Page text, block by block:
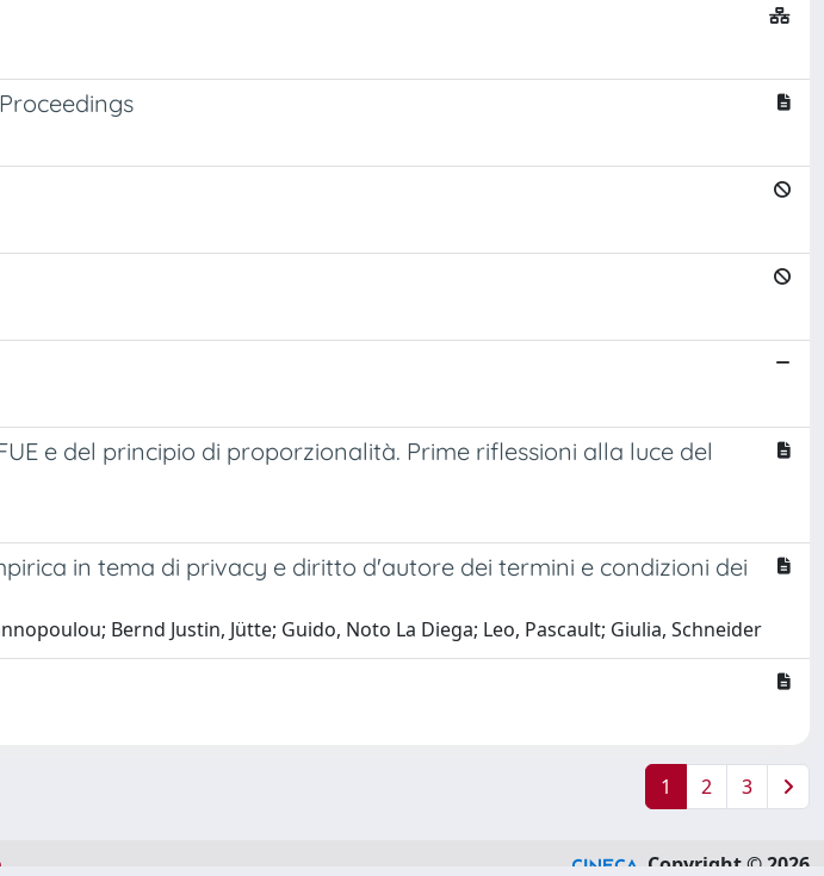
e del principio di proporzionalità. Prime riflessioni alla luce del
in tema di privacy e diritto d'autore dei termini e condizioni dei
Bernd Justin, Jütte; Guido, Noto La Diega; Leo, Pascault; Giulia, Schneider
1 2 3
Copyright © 2026